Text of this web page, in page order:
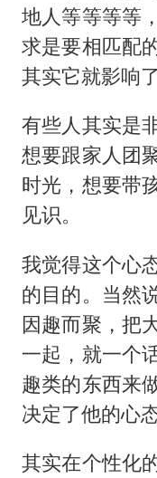
地人等等等等
求是要相匹配
其实它就影响
有些人其实是
想要跟家人团
时光，想要带
见识。
我觉得这个心
的目的。当然
因趣而聚，把
一起，就一个
趣类的东西来
决定了他的心态
其实在个性化